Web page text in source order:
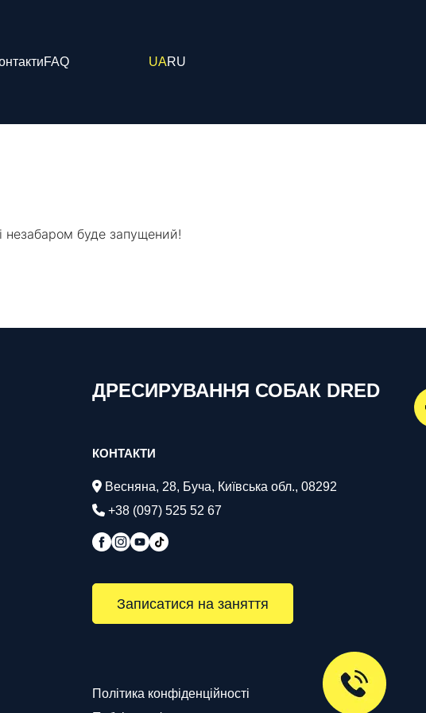
FAQ UARU
незабаром буде запущений!
ДРЕСИРУВАННЯ СОБАК DRED
КОНТАКТИ
Весняна, 28, Буча, Київська обл., 08292
+38 (097) 525 52 67
Записатися на заняття
Політика конфіденційності